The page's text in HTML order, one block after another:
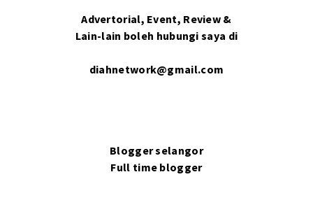
Advertorial, Event, Review &
Lain-lain boleh hubungi saya di
diahnetwork@gmail.com
Blogger selangor
Full time blogger